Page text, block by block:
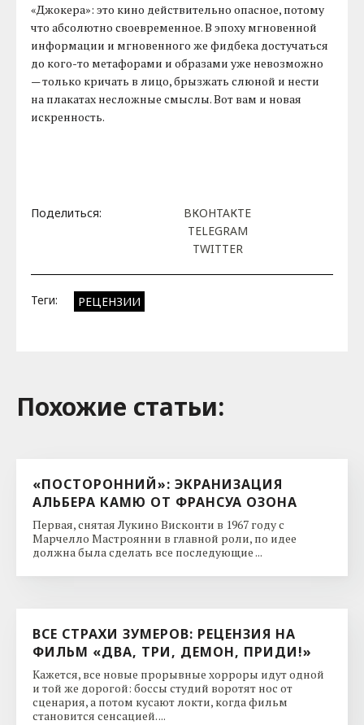
«Джокера»: это кино действительно опасное, потому
что абсолютно своевременное. В эпоху мгновенной
информации и мгновенного же фидбека достучаться
до кого-то метафорами и образами уже невозможно
— только кричать в лицо, брызжать слюной и нести
на плакатах несложные смыслы. Вот вам и новая
искренность.
Поделиться:
ВКОНТАКТЕ
TELEGRAM
TWITTER
Теги: РЕЦЕНЗИИ
Похожие cтатьи:
«ПОСТОРОННИЙ»: ЭКРАНИЗАЦИЯ
АЛЬБЕРА КАМЮ ОТ ФРАНСУА ОЗОНА
Первая, снятая Лукино Висконти в 1967 году с
Марчелло Мастроянни в главной роли, по идее
должна была сделать все последующие ...
ВСЕ СТРАХИ ЗУМЕРОВ: РЕЦЕНЗИЯ НА
ФИЛЬМ «ДВА, ТРИ, ДЕМОН, ПРИДИ!»
Кажется, все новые прорывные хорроры идут одной
и той же дорогой: боссы студий воротят нос от
сценария, а потом кусают локти, когда фильм
становится сенсацией. ...